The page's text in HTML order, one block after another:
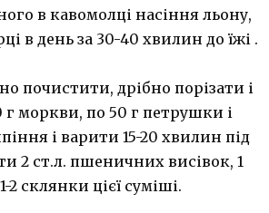
в кавомолці насіння льону,
в день за 30-40 хвилин до їжі .
почистити, дрібно порізати і
г моркви, по 50 г петрушки і
і варити 15-20 хвилин під
2 ст.л. пшеничних висівок, 1
2 склянки цієї суміші.